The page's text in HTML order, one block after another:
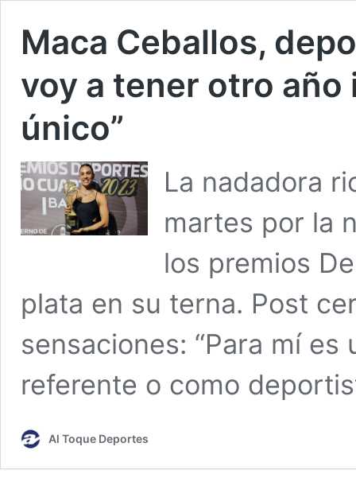
Maca Ceballos,
voy a tener otro
único”
La nadadora
martes por la
los premios
plata en su terna. Post
sensaciones: “Para mí
referente o como
Al Toque Deportes